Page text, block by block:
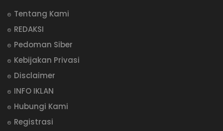
Tentang Kami
REDAKSI
Pedoman Siber
Kebijakan Privasi
Disclaimer
INFO IKLAN
Hubungi Kami
Registrasi